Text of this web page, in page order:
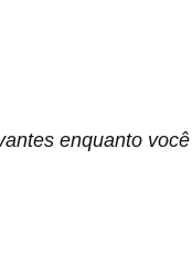
enquanto você